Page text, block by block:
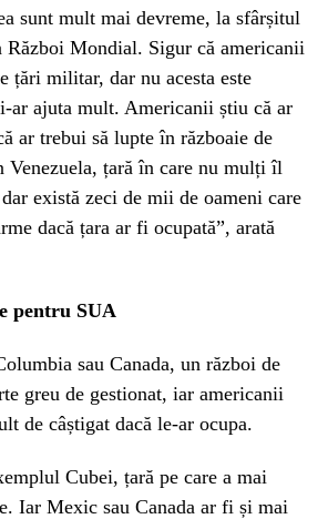
sunt mult mai devreme, la sfârșitul
Mondial. Sigur că americanii
țări militar, dar nu acesta este
ar ajuta mult. Americanii știu că ar
ar trebui să lupte în războaie de
Venezuela, țară în care nu mulți îl
există zeci de mii de oameni care
dacă țara ar fi ocupată”, arată
pentru SUA
sau Canada, un război de
greu de gestionat, iar americanii
de câștigat dacă le-ar ocupa.
Cubei, țară pe care a mai
Iar Mexic sau Canada ar fi și mai